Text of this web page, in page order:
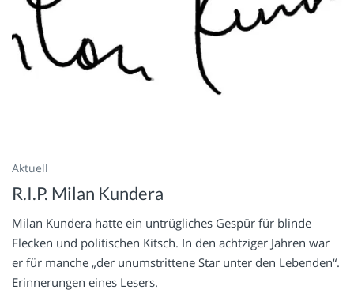
Aktuell
R.I.P. Milan Kundera
Milan Kundera hatte ein untrügliches Gespür für blinde
Flecken und politischen Kitsch. In den achtziger Jahren war
er für manche „der unumstrittene Star unter den Lebenden“.
Erinnerungen eines Lesers.